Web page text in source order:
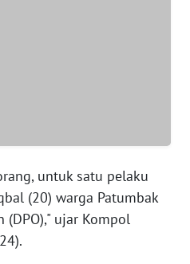
untuk satu pelaku
(20) warga Patumbak
ujar Kompol